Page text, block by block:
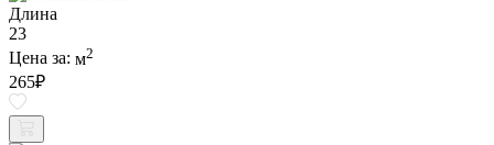
Длина
23
Цена за: м2
265₽